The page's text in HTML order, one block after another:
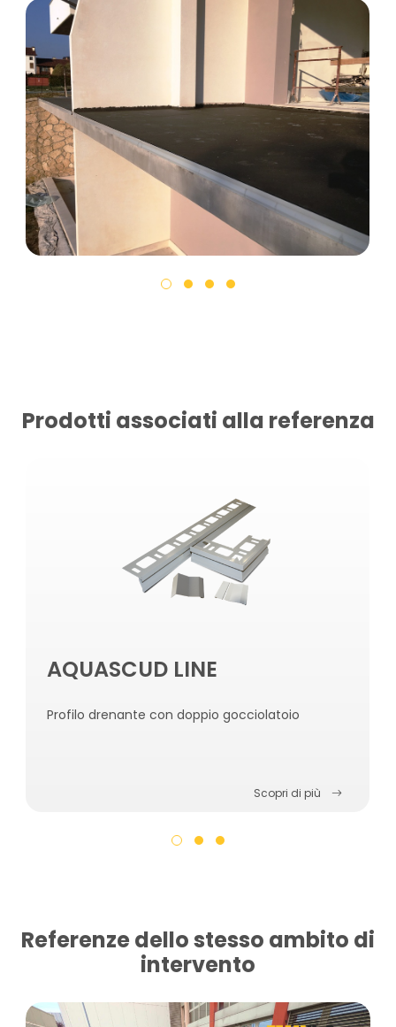
Prodotti associati alla referenza
AQUASCUD LINE
Profilo drenante con doppio gocciolatoio
Scopri di più
Referenze dello stesso ambito di
intervento